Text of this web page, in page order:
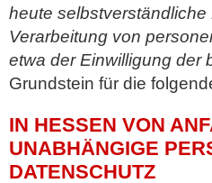
heute
Verarbeitung von
etwa der Einwilligung der
Grundstein für die
IN HESSEN VON
UNABHÄNGIGE
DATENSCHUTZ